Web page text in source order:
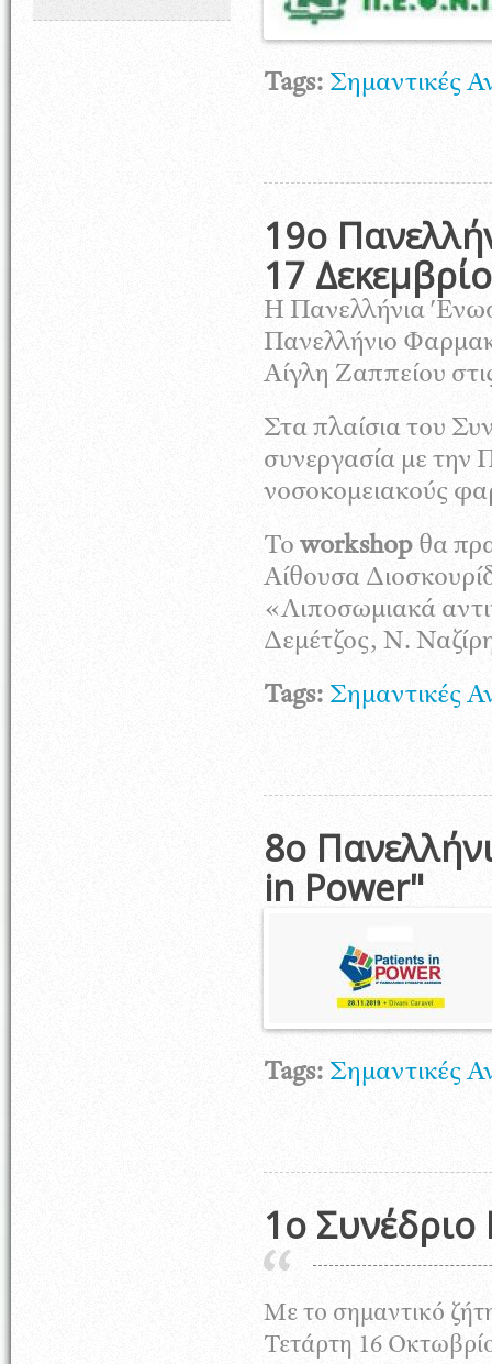
Tags: Σημαντικές
19ο
17
Η Πανελλήνια
Πανελλήνιο
Αίγλη Ζαππείου
Στα πλαίσια του
συνεργασία με την
νοσοκομειακούς
Το workshop θα
Αίθουσα
«Λιποσωμιακά
Δεμέτζος, Ν.
Tags: Σημαντικές
8o
in Power"
Tags: Σημαντικές
1ο Συνέδριο
Mε το σημαντικό
Τετάρτη 16